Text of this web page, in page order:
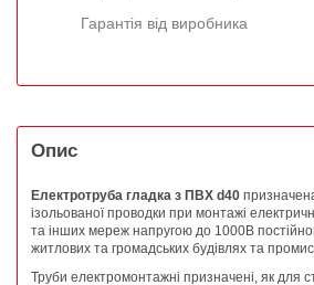
Гарантія від виробника
Опис
Електротруба гладка з ПВХ d40
ізольованої проводки при монтажі
та інших мереж напругою до 1000В
житлових та громадських будівлях та
Труби електромонтажні призначені, як для